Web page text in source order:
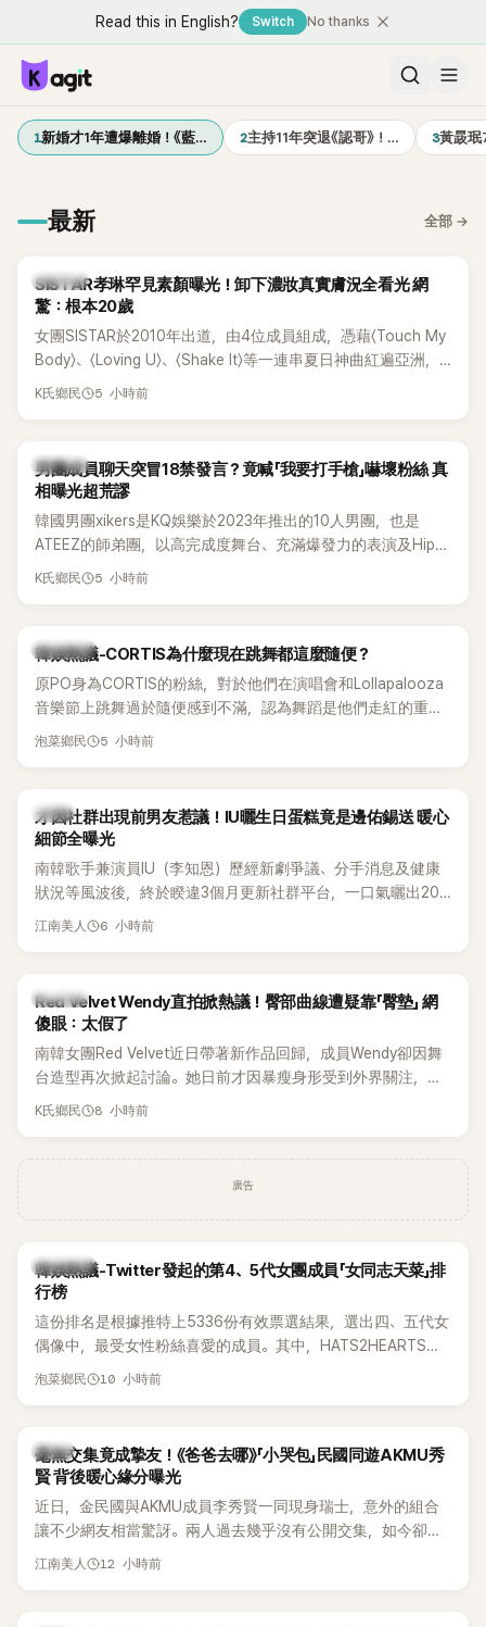
Read this in English? Switch No thanks
1新婚才1年遭爆離婚！《藍… 2主持11年突退《認哥》！… 3黃晸
最新 全部 →
K-POP
SISTAR孝琳罕見素顏曝光！卸下濃妝真實膚況全看光 網
驚：根本20歲
女團SISTAR於2010年出道，由4位成員組成，憑藉〈Touch My
Body〉、〈Loving U〉、〈Shake It〉等一連串夏日神曲紅遍亞洲，
獲封「夏日女王」。不過，團體在出道滿7年後宣布解散，成員各
不僅展現兩人多年不變的好交情，她幾乎素顏入鏡的真實模
樣，也意外掀起網友熱議。
K氏鄉民 5 小時前
K-POP
男團成員聊天突冒18禁發言？竟喊「我要打手槍」嚇壞粉絲 真
相曝光超荒謬
韓國男團xikers是KQ娛樂於2023年推出的10人男團，也是
ATEEZ的師弟團，以高完成度舞台、充滿爆發力的表演及Hip-
Hop風格聞名，出道後迅速累積大批海內外粉絲，近年也陸續
K氏鄉民 5 小時前
熱議討論
韓娛熱議-CORTIS為什麼現在跳舞都這麼隨便？
原PO身為CORTIS的粉絲，對於他們在演唱會和Lollapalooza
音樂節上跳舞過於隨便感到不滿，認為舞蹈是他們走紅的重要
原因，希望他們能更認真地表演。
泡菜鄉民 5 小時前
韓星
才因社群出現前男友惹議！IU曬生日蛋糕竟是邊佑錫送 暖心
細節全曝光
南韓歌手兼演員IU（李知恩）歷經新劇爭議、分手消息及健康
狀況等風波後，終於睽違3個月更新社群平台，一口氣曬出20
張近況照，讓大批粉絲又驚又喜。其中，一張生日蛋糕照意外
江南美人 6 小時前
K-POP
Red Velvet Wendy直拍掀熱議！臀部曲線遭疑靠「臀墊」 網
傻眼：太假了
南韓女團Red Velvet近日帶著新作品回歸，成員Wendy卻因舞
台造型再次掀起討論。她日前才因暴瘦身形受到外界關注，又
被質疑在舞台上使用臀墊，如今最新打歌舞台曝光後，再度因
K氏鄉民 8 小時前
廣告
熱議討論
韓娛熱議-Twitter發起的第4、5代女團成員「女同志天菜」排
行榜
這份排名是根據推特上5336份有效票選結果，選出四、五代女
偶像中，最受女性粉絲喜愛的成員。其中，HATS2HEARTS成
員包攬了前三名，展現了她們在女性社群中的高人氣。
泡菜鄉民 10 小時前
韓星
毫無交集竟成摯友！《爸爸去哪》「小哭包」民國同遊AKMU秀
賢 背後暖心緣分曝光
近日，金民國與AKMU成員李秀賢一同現身瑞士，意外的組合
讓不少網友相當驚訝。兩人過去幾乎沒有公開交集，如今卻一
起踏上瑞士之旅，也讓粉絲紛紛好奇：「他們到底是怎麼認識
江南美人 12 小時前